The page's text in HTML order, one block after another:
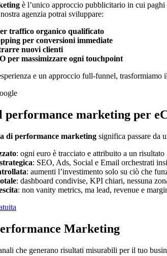
è l’unico approccio pubblicitario in cui
agenzia potrai sviluppare:
traffico organico qualificato
per conversioni immediate
nuovi clienti
per massimizzare ogni touchpoint
e un approccio full-funnel, trasformiamo
performance marketing per
di performance marketing significa passare da
: ogni euro è tracciato e attribuito a un risultato
: SEO, Ads, Social e Email orchestrati
: aumenti l’investimento solo su ciò che
: dashboard condivise, KPI chiari, nessuna
: non vanity metrics, ma lead, revenue e
Marketing
che generano risultati misurabili per il tuo